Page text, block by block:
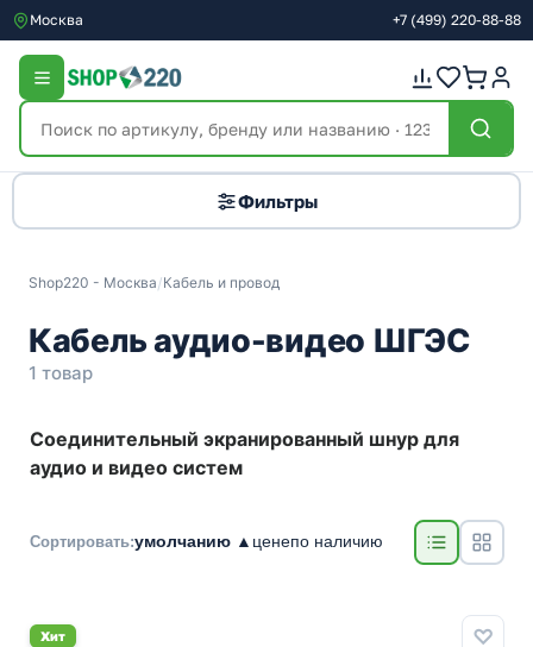
Москва +7 (499) 220-88-88
Фильтры
Shop220 - Москва/Кабель и провод
Кабель аудио-видео ШГЭС
1 товар
Соединительный экранированный шнур для
аудио и видео систем
Сортировать:умолчанию ▲ ценепо наличию
Хит